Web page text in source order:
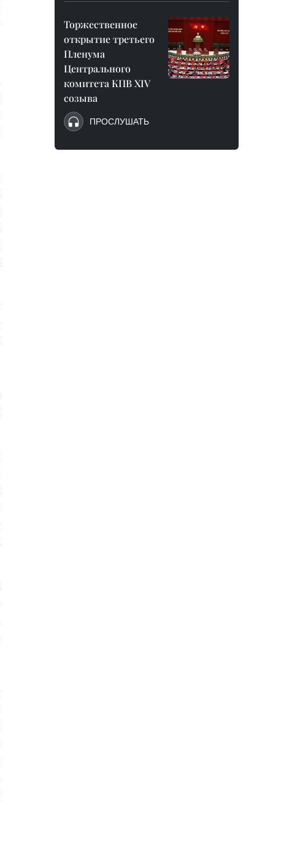
Торжественное
открытие третьего
Пленума
Центрального
комитета КПВ XIV
созыва
ПРОСЛУШАТЬ